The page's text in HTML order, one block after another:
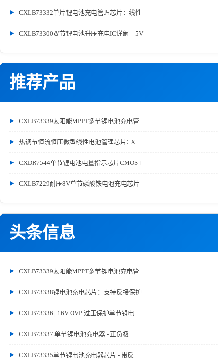
CXLB73332单片锂电池充电管理芯片：线性
CXLB73300双节锂电池升压充电IC详解｜5V
推荐产品
CXLB73339太阳能MPPT多节锂电池充电管
热调节恒流恒压微型线性电池管理芯片CX
CXDR7544单节锂电池电量指示芯片CMOS工
CXLB7229耐压8V单节磷酸铁电池充电芯片
头条信息
CXLB73339太阳能MPPT多节锂电池充电管
CXLB73338锂电池充电芯片：支持反接保护
CXLB73336 | 16V OVP 过压保护单节锂电
CXLB73337 单节锂电池充电器 - 正负极
CXLB73335单节锂电池充电器芯片 - 带反